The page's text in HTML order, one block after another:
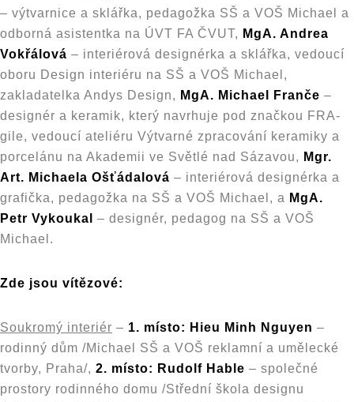
– výtvarnice a sklářka, pedagožka SŠ a VOŠ Michael a
odborná asistentka na ÚVT FA ČVUT, MgA. Andrea
Vokřálová – interiérová designérka a sklářka, vedoucí
oboru Design interiéru na SŠ a VOŠ Michael,
zakladatelka Andys Design, MgA. Michael Franče –
designér a keramik, který navrhuje pod značkou FRA-
gile, vedoucí ateliéru Výtvarné zpracování keramiky a
porcelánu na Akademii ve Světlé nad Sázavou, Mgr.
Art. Michaela Ošťádalová – interiérová designérka a
grafička, pedagožka na SŠ a VOŠ Michael, a MgA.
Petr Vykoukal – designér, pedagog na SŠ a VOŠ
Michael.
Zde jsou vítězové:
Soukromý interiér – 1. místo: Hieu Minh Nguyen –
rodinný dům /Michael SŠ a VOŠ reklamní a umělecké
tvorby, Praha/, 2. místo: Rudolf Hable – společné
prostory rodinného domu /Střední škola designu